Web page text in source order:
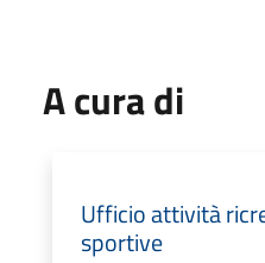
A cura di
Ufficio attività
sportive